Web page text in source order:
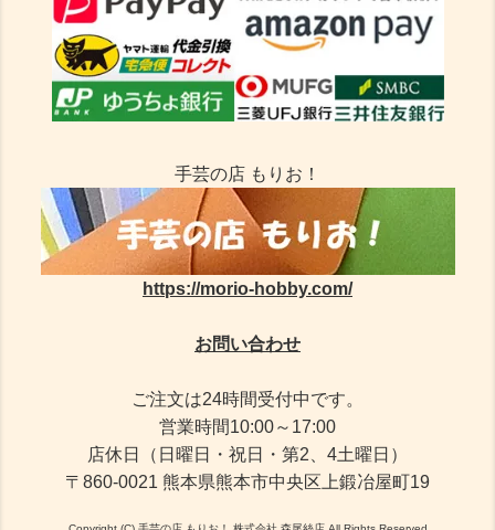
手芸の店 もりお！
https://morio-hobby.com/
お問い合わせ
ご注文は24時間受付中です。
営業時間10:00～17:00
店休日（日曜日・祝日・第2、4土曜日）
〒860-0021 熊本県熊本市中央区上鍛冶屋町19